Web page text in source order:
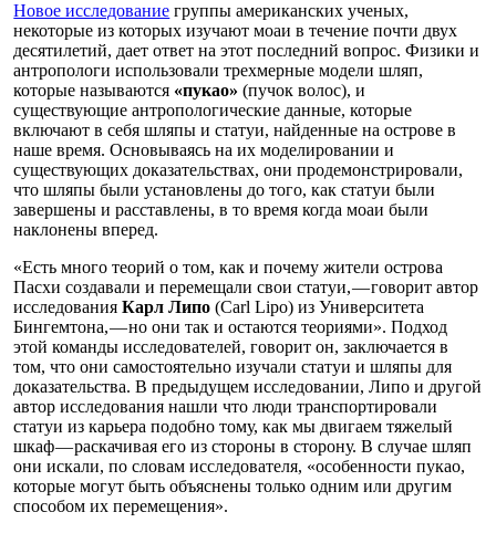
Новое исследование группы американских ученых,
некоторые из которых изучают моаи в течение почти двух
десятилетий, дает ответ на этот последний вопрос. Физики и
антропологи использовали трехмерные модели шляп,
которые называются «пукао» (пучок волос), и
существующие антропологические данные, которые
включают в себя шляпы и статуи, найденные на острове в
наше время. Основываясь на их моделировании и
существующих доказательствах, они продемонстрировали,
что шляпы были установлены до того, как статуи были
завершены и расставлены, в то время когда моаи были
наклонены вперед.
«Есть много теорий о том, как и почему жители острова
Пасхи создавали и перемещали свои статуи, — говорит автор
исследованияКарл Липо (Carl Lipo) из Университета
Бингемтона, — но они так и остаются теориями». Подход
этой команды исследователей, говорит он, заключается в
том, что они самостоятельно изучали статуи и шляпы для
доказательства. В предыдущем исследовании, Липо и другой
автор исследования нашли что люди транспортировали
статуи из карьера подобно тому, как мы двигаем тяжелый
шкаф — раскачивая его из стороны в сторону. В случае шляп
они искали, по словам исследователя, «особенности пукао,
которые могут быть объяснены только одним или другим
способом их перемещения».